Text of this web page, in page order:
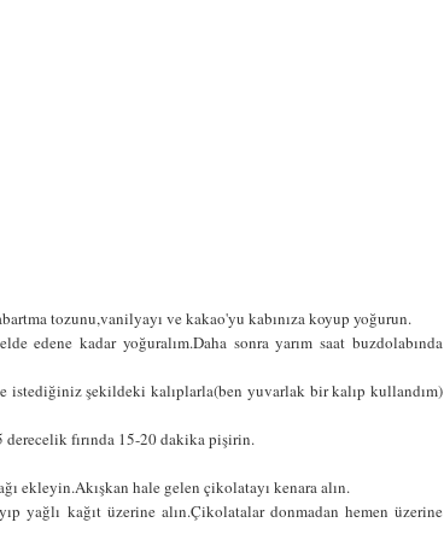
tozunu,vanilyayı ve kakao'yu kabınıza koyup yoğurun.
edene kadar yoğuralım.Daha sonra yarım saat buzdolabında
istediğiniz şekildeki kalıplarla(ben yuvarlak bir kalıp kullandım)
derecelik fırında 15-20 dakika pişirin.
ekleyin.Akışkan hale gelen çikolatayı kenara alın.
yağlı kağıt üzerine alın.Çikolatalar donmadan hemen üzerine